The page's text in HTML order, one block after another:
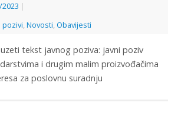
|
pozivi, Novosti, Obavijesti
tekst javnog poziva: javni poziv
i drugim malim proizvođačima
za poslovnu suradnju